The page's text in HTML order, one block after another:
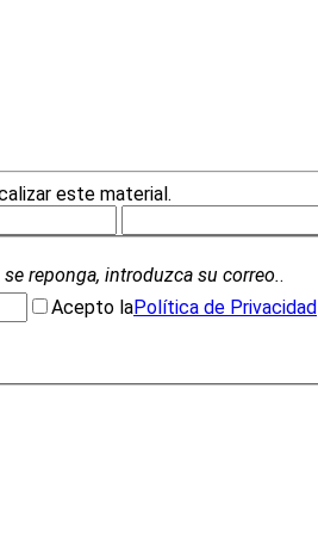
este material.
reponga, introduzca su correo..
Acepto laPolítica de Privacidad